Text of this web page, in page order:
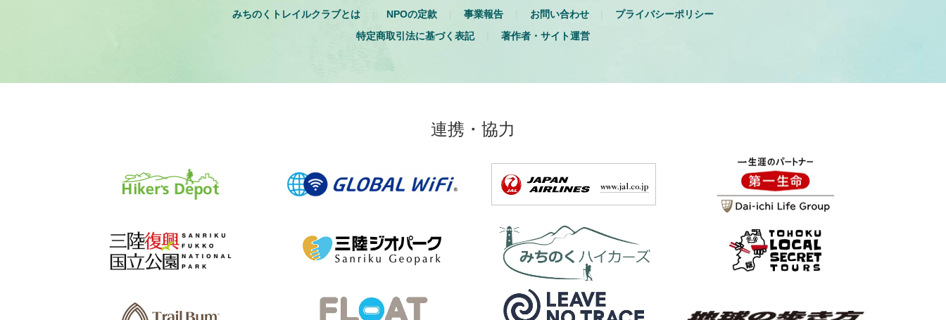
みちのくトレイルクラブとは NPOの定款 事業報告 お問い合わせ
プライバシーポリシー
特定商取引法に基づく表記
著作者・サイト運営
連携・協力